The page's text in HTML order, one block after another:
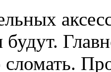
сломать.